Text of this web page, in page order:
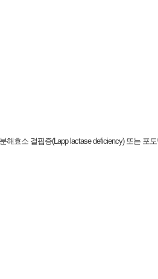
효소 결핍증(Lapp lactase deficiency) 또는 포